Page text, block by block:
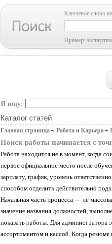
Ключевое слово
Пример:
Я ищу:
Каталог статей
Главная страница Работа и Карьера
Поиск работы начинается с
Работа находится не в момент, когда
первое официальное место после
зарплату, график, уровень
способом отделить действительно
Начальная часть процесса — не
значение названия должностей,
показать работы. Для
ассортиментом и кассой. Когда резюме